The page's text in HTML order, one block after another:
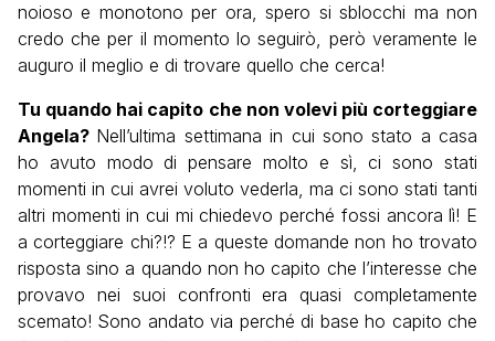
noioso e monotono per ora, spero si sblocchi ma non
credo che per il momento lo seguirò, però veramente le
auguro il meglio e di trovare quello che cerca!
Tu quando hai capito che non volevi più corteggiare
Angela? Nell’ultima settimana in cui sono stato a casa
ho avuto modo di pensare molto e sì, ci sono stati
momenti in cui avrei voluto vederla, ma ci sono stati tanti
altri momenti in cui mi chiedevo perché fossi ancora lì! E
a corteggiare chi?!? E a queste domande non ho trovato
risposta sino a quando non ho capito che l’interesse che
provavo nei suoi confronti era quasi completamente
scemato! Sono andato via perché di base ho capito che